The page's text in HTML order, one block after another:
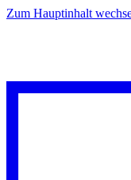
Zum Hauptinhalt